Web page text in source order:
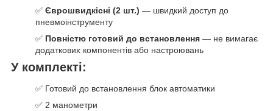
✅ Єврошвидкісні (2 шт.) — швидкий доступ до
пневмоінструменту
✅ Повністю готовий до встановлення — не вимагає
додаткових компонентів або настроювань
У комплекті:
✅ Готовий до встановлення блок автоматики
✅ 2 манометри